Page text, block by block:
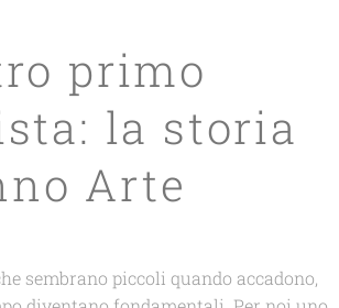
primo
la storia
Arte
sembrano piccoli quando accadono,